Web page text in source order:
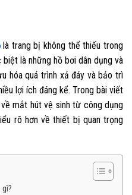
là trang bị không thể thiếu trong
là những hồ bơi dân dụng và
hóa quá trình xả đáy và bảo trì
lợi ích đáng kể. Trong bài viết
mắt hút vệ sinh từ công dụng
rõ hơn về thiết bị quan trọng